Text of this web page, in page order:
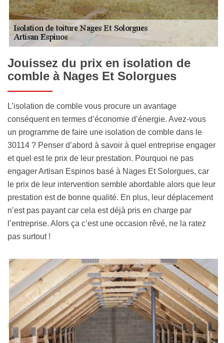
Jouissez du prix en isolation de
comble à Nages Et Solorgues
L’isolation de comble vous procure un avantage
conséquent en termes d’économie d’énergie. Avez-vous
un programme de faire une isolation de comble dans le
30114 ? Penser d’abord à savoir à quel entreprise engager
et quel est le prix de leur prestation. Pourquoi ne pas
engager Artisan Espinos basé à Nages Et Solorgues, car
le prix de leur intervention semble abordable alors que leur
prestation est de bonne qualité. En plus, leur déplacement
n’est pas payant car cela est déjà pris en charge par
l’entreprise. Alors ça c’est une occasion rêvé, ne la ratez
pas surtout !